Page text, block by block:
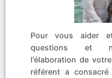
Pour vous aider
questions et
l'élaboration de
référent a